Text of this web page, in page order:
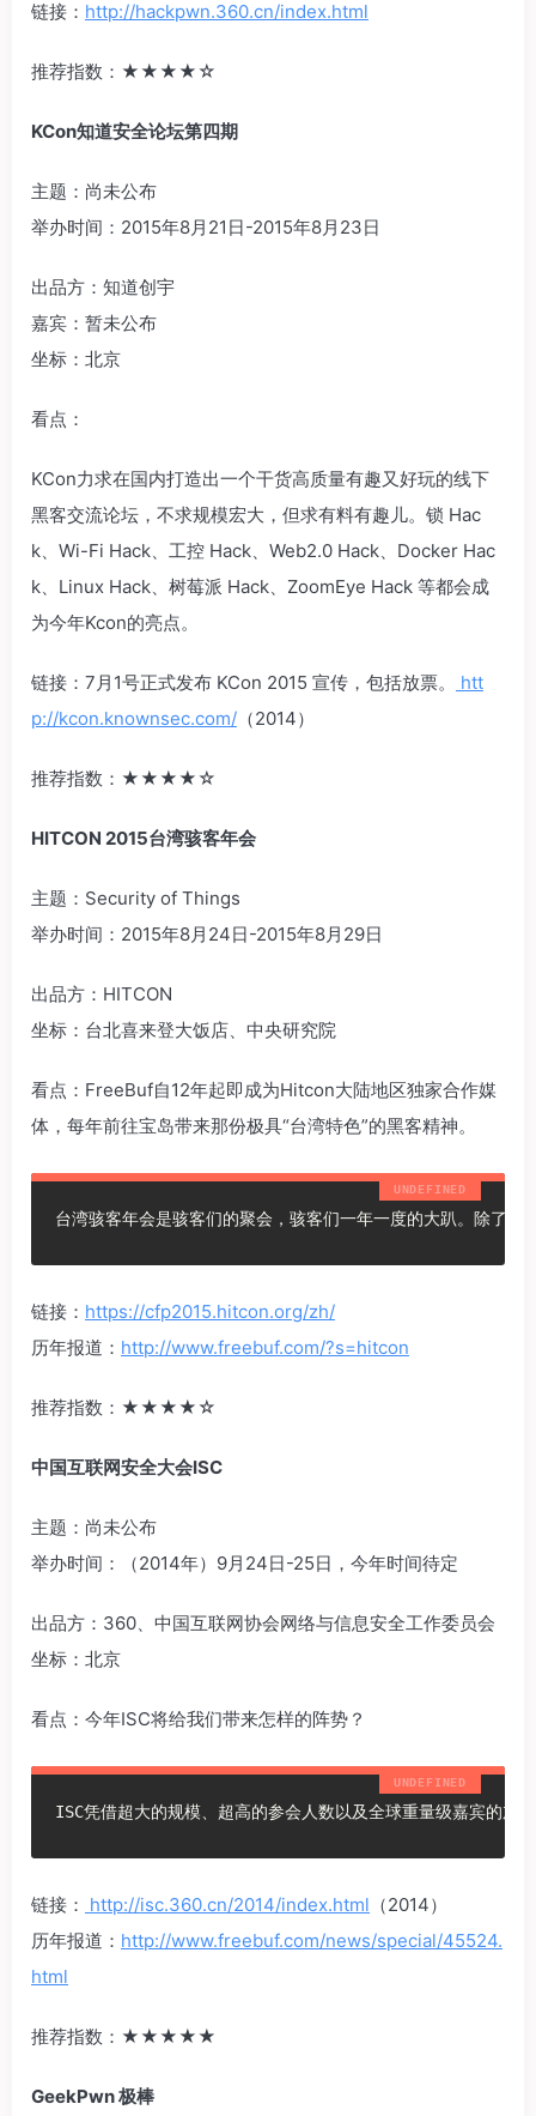
链接： http://hackpwn.360.cn/index.html
推荐指数：‍‍★★★★☆‍‍
KCon知道安全论坛第四期
主题：尚未公布
举办时间：2015年8月21日-2015年8月23日
出品方：知道创宇
嘉宾：暂未公布
坐标：北京
看点：
KCon力求在国内打造出一个干货高质量有趣又好玩的线下
黑客交流论坛，不求规模宏大，但求有料有趣儿。锁 Hac
k、Wi-Fi Hack、工控 Hack、Web2.0 Hack、Docker Hac
k、Linux Hack、树莓派 Hack、ZoomEye Hack 等都会成
为今年Kcon的亮点。
链接：7月1号正式发布 KCon 2015 宣传，包括放票。
htt
p://kcon.knownsec.com/ （2014）
推荐指数：‍‍★★★★☆‍‍
HITCON 2015台湾骇客年会
主题：Security of Things
举办时间：2015年8月24日-2015年8月29日
出品方：HITCON
坐标：台北喜来登大饭店、中央研究院
看点：FreeBuf自12年起即成为Hitcon大陆地区独家合作媒
体，每年前往宝岛带来那份极具“台湾特色”的黑客精神。
台湾骇客年会是骇客们的聚会，骇客们一年一度的大趴。除了
链接： https://cfp2015.hitcon.org/zh/
历年报道： http://www.freebuf.com/?s=hitcon
推荐指数：‍‍★★★★☆‍‍
中国互联网安全大会ISC
主题：尚未公布
举办时间：（2014年）9月24日-25日，今年时间待定
出品方：360、中国互联网协会网络与信息安全工作委员会
坐标：北京
看点：今年ISC将给我们带来怎样的阵势？
ISC凭借超大的规模、超高的参会人数以及全球重量级嘉宾的加
链接： http://isc.360.cn/2014/index.html （2014）
历年报道： http://www.freebuf.com/news/special/45524.
html
推荐指数：‍‍★★★★★‍‍
GeekPwn 极棒